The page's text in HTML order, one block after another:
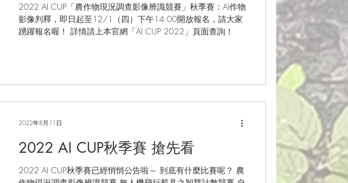
2022 AI CUP「農作物現況調查影像辨識競賽」秋季賽：AI作物
影像判釋，即日起至12/1（四）下午14:00開放報名，請大家
踴躍報名喔！ 詳情請上本官網「AI CUP 2022」頁面查詢！
2022 AI CUP秋季賽 搶先看
2022 AI CUP秋季賽已經悄悄公告啦～ 到底有什麼比賽呢？ 農
2022年8月11日